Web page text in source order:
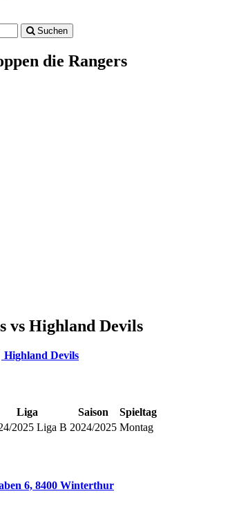
Suchen
die Rangers
vs Highland Devils
Highland Devils
Liga Saison
Spieltag
2025 Liga B 2024/2025 Montag
6, 8400 Winterthur